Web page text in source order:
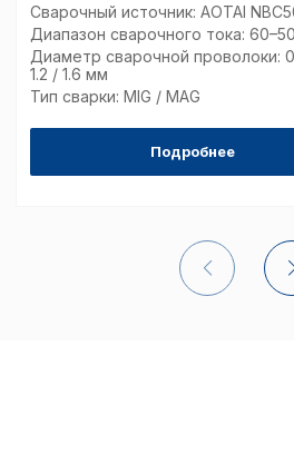
Сварочный источник: AOTAI
Диапазон сварочного тока:
Диаметр сварочной проволоки:
1.2 / 1.6 мм
Тип сварки: MIG / MAG
Подробнее